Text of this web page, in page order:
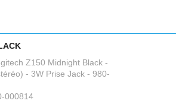
Z150 Midnight Black -
- 3W Prise Jack - 980-
000814